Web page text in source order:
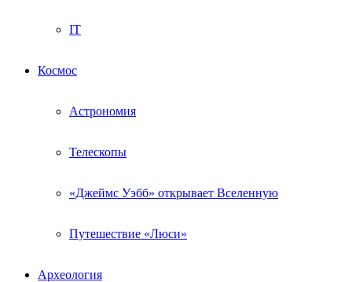
IT
Космос
Астрономия
Телескопы
«Джеймс Уэбб» открывает Вселенную
Путешествие «Люси»
Археология